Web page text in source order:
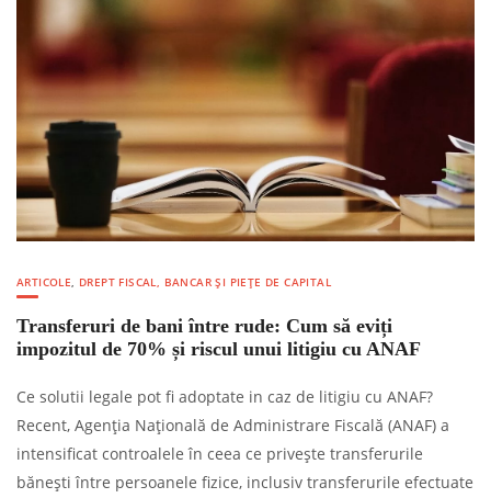
ARTICOLE DREPT FISCAL, BANCAR ȘI PIEȚE DE CAPITAL
Transferuri de bani între rude: Cum să eviți
impozitul de 70% și riscul unui litigiu cu ANAF
Ce solutii legale pot fi adoptate in caz de litigiu cu ANAF?
Recent, Agenția Națională de Administrare Fiscală (ANAF) a
intensificat controalele în ceea ce privește transferurile
bănești între persoanele fizice, inclusiv transferurile efectuate